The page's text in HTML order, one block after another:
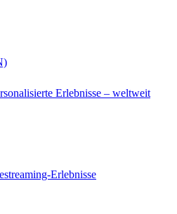
Erlebnisse – weltweit
Erlebnisse